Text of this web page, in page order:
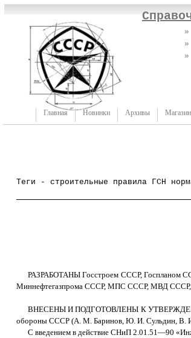
Главная Новинки Архивы Магазин
Теги - строительные правила ГСН
РАЗРАБОТАНЫ Госстроем СССР, Госпланом
Миннефтегазпрома СССР, МПС СССР, МВД СССР,
ВНЕСЕНЫ И ПОДГОТОВЛЕНЫ К УТВЕРЖДЕНИЮ
обороны СССР (А. М. Баринов, Ю. И. Сульдин, В.
С введением в действие СНиП 2.01.51—90